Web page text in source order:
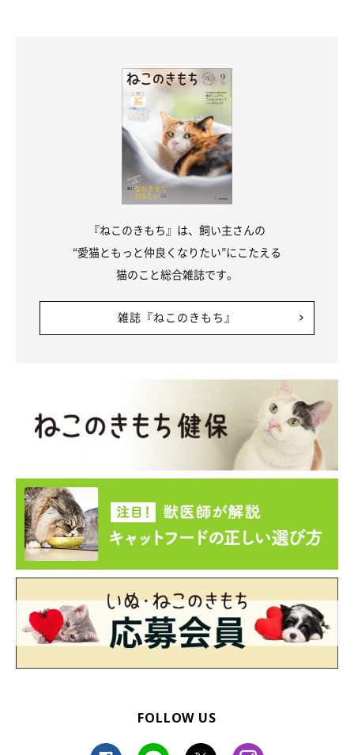
『ねこのきもち』は、飼い主さんの
“愛猫ともっと仲良くなりたい”にこたえる
猫のこと総合雑誌です。
雑誌『ねこのきもち』
FOLLOW US